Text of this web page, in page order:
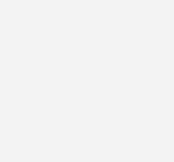
nur Folterkammern. Alle
dass das Badezimmer doch
zur Mutter Natur ist.“ Was in
war, gehört zu den
zu begreifen. So
(VDS) denn auch
und ­organisiert zum